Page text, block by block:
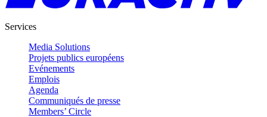
Services
Media Solutions
Projets publics européens
Evénements
Emplois
Agenda
Communiqués de presse
Members’ Circle